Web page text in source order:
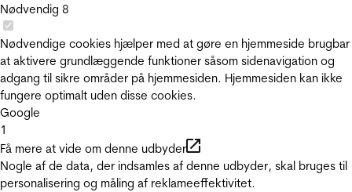
Nødvendig 8
Nødvendige cookies hjælper med at gøre en hjemmeside
at aktivere grundlæggende funktioner såsom sidenavigation og
adgang til sikre områder på hjemmesiden. Hjemmesiden kan ikke
fungere optimalt uden disse cookies.
Google
1
Få mere at vide om denne udbyder
Nogle af de data, der indsamles af denne udbyder, skal bruges til
personalisering og måling af reklameeffektivitet.